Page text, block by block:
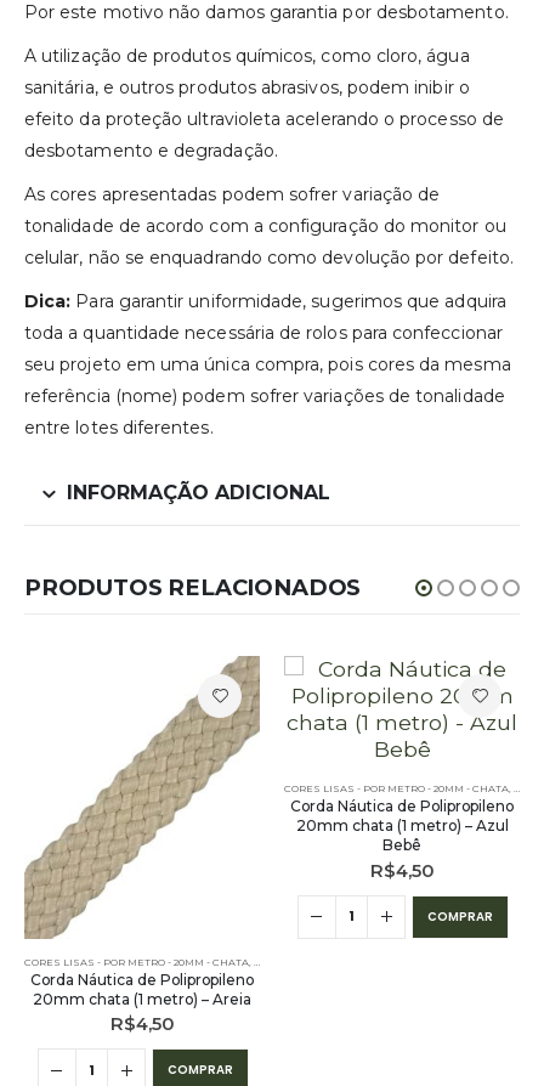
Por este motivo não damos garantia por desbotamento.
A utilização de produtos químicos, como cloro, água
sanitária, e outros produtos abrasivos, podem inibir o
efeito da proteção ultravioleta acelerando o processo de
desbotamento e degradação.
As cores apresentadas podem sofrer variação de
tonalidade de acordo com a configuração do monitor ou
celular, não se enquadrando como devolução por defeito.
Dica: Para garantir uniformidade, sugerimos que adquira
toda a quantidade necessária de rolos para confeccionar
seu projeto em uma única compra, pois cores da mesma
referência (nome) podem sofrer variações de tonalidade
entre lotes diferentes.
INFORMAÇÃO ADICIONAL
PRODUTOS RELACIONADOS
- 20MM - CHATA
PE – 20MM – CHATA - POR METRO POR METRO - 20MM - CHATA
CORES LISAS - POR METRO - 20MM - CHATA
Corda Náutica de Polipropileno
20mm chata (1 metro) – Areia
R$4,50
COMPRAR
CORES LISAS - POR METRO - 20MM - CHATA,
Corda Náutica de Polipropileno
20mm chata (1 metro) – Azul
Bebê
R$4,50
COMPRAR